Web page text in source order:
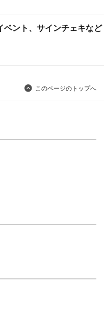
ベント、サインチェキなど
このページのトップへ